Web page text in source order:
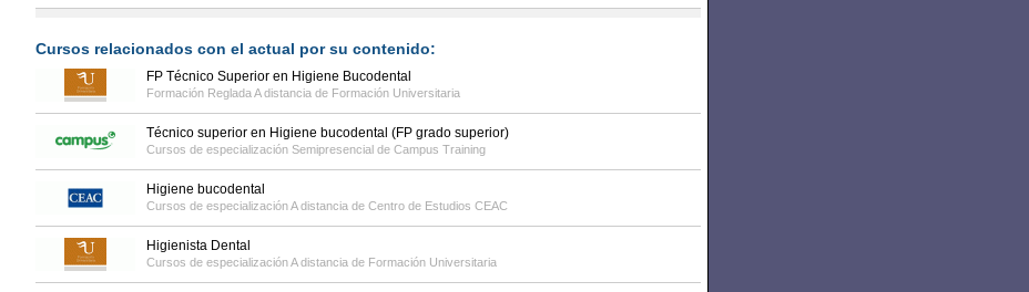
Cursos relacionados con el actual por su contenido:
FP Técnico Superior en Higiene Bucodental
Formación Reglada A distancia de Formación Universitaria
Técnico superior en Higiene bucodental (FP grado superior)
Cursos de especialización Semipresencial de Campus Training
Higiene bucodental
Cursos de especialización A distancia de Centro de Estudios CEAC
Higienista Dental
Cursos de especialización A distancia de Formación Universitaria